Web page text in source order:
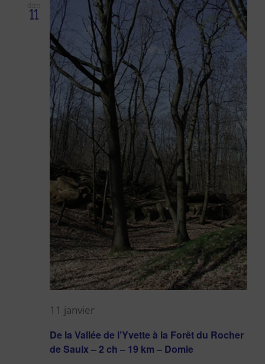
dim
11
De la Vallée de l’Yvette à la Forêt du Rocher
de Saulx – 2 ch – 19 km – Domie
11 janvier